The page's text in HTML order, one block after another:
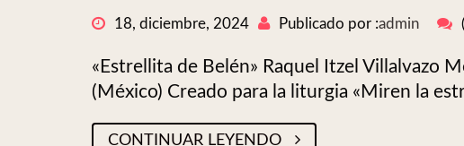
18, diciembre, 2024 Publicado por :admin
«Estrellita de Belén» Raquel Itzel Villalvazo
(México) Creado para la liturgia «Miren la
CONTINUAR LEYENDO